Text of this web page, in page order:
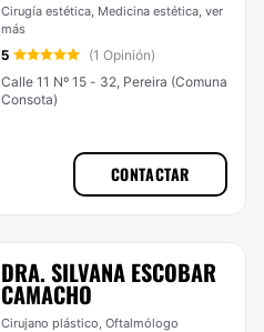
Cirugía estética, Medicina estética, ver
más
5
(1 Opinión)
Calle 11 Nº 15 - 32, Pereira (Comuna
Consota)
CONTACTAR
DRA. SILVANA ESCOBAR
CAMACHO
Cirujano plástico, Oftalmólogo